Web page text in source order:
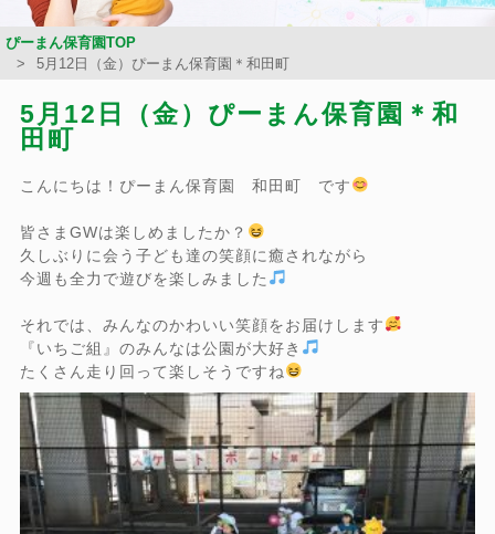
ぴーまん保育園TOP
5月12日（金）ぴーまん保育園＊和田町
5月12日（金）ぴーまん保育園＊和
田町
こんにちは！ぴーまん保育園 和田町 です
皆さまGWは楽しめましたか？
久しぶりに会う子ども達の笑顔に癒されながら
今週も全力で遊びを楽しみました
それでは、みんなのかわいい笑顔をお届けします
『いちご組』のみんなは公園が大好き
たくさん走り回って楽しそうですね